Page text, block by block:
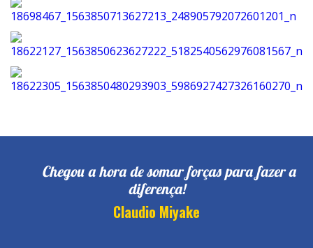
Chegou a hora de somar forças para fazer a
diferença!
Claudio Miyake